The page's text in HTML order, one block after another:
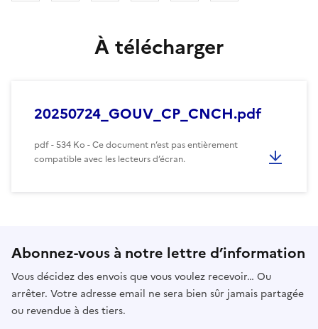
À télécharger
20250724_GOUV_CP_CNCH.pdf
pdf - 534 Ko - Ce document n’est pas entièrement
compatible avec les lecteurs d’écran.
Abonnez-vous à notre lettre d’information
Vous décidez des envois que vous voulez recevoir… Ou
arrêter. Votre adresse email ne sera bien sûr jamais partagée
ou revendue à des tiers.